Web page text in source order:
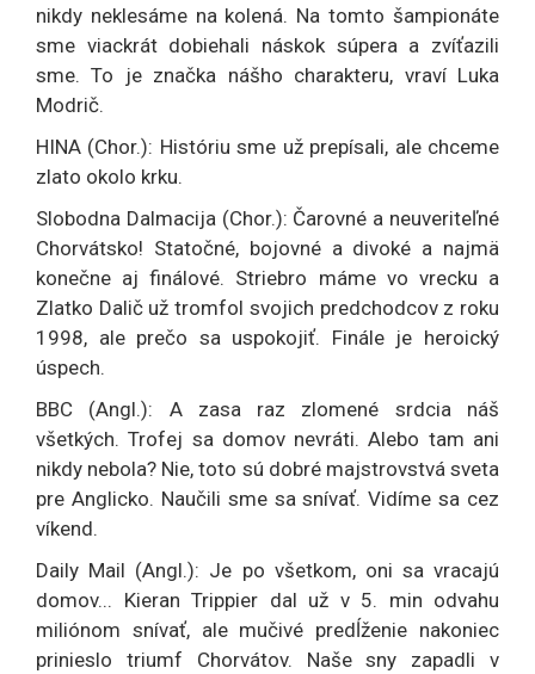
nikdy neklesáme na kolená. Na tomto šampionáte
sme viackrát dobiehali náskok súpera a zvíťazili
sme. To je značka nášho charakteru, vraví Luka
Modrič.
HINA (Chor.): Históriu sme už prepísali, ale chceme
zlato okolo krku.
Slobodna Dalmacija (Chor.): Čarovné a neuveriteľné
Chorvátsko! Statočné, bojovné a divoké a najmä
konečne aj finálové. Striebro máme vo vrecku a
Zlatko Dalič už tromfol svojich predchodcov z roku
1998, ale prečo sa uspokojiť. Finále je heroický
úspech.
BBC (Angl.): A zasa raz zlomené srdcia náš
všetkých. Trofej sa domov nevráti. Alebo tam ani
nikdy nebola? Nie, toto sú dobré majstrovstvá sveta
pre Anglicko. Naučili sme sa snívať. Vidíme sa cez
víkend.
Daily Mail (Angl.): Je po všetkom, oni sa vracajú
domov... Kieran Trippier dal už v 5. min odvahu
miliónom snívať, ale mučivé predĺženie nakoniec
prinieslo triumf Chorvátov. Naše sny zapadli v